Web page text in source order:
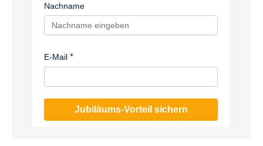
Nachname
E-Mail
Jubiläums-Vorteil sichern